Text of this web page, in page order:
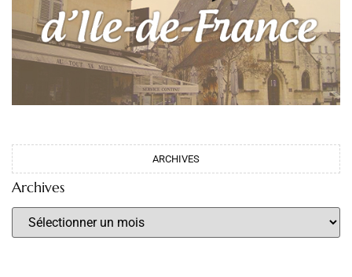
ARCHIVES
Archives